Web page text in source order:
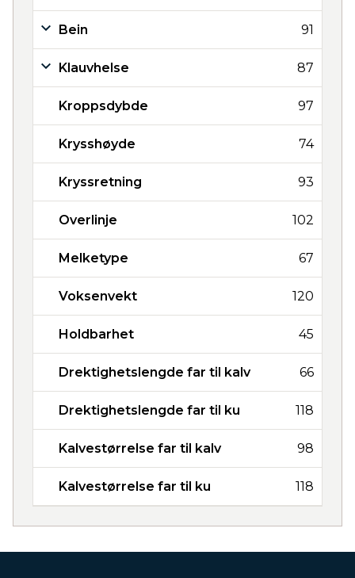
Bein 91
Klauvhelse 87
Kroppsdybde 97
Krysshøyde 74
Kryssretning 93
Overlinje 102
Melketype 67
Voksenvekt 120
Holdbarhet 45
Drektighetslengde far til kalv 66
Drektighetslengde far til ku 118
Kalvestørrelse far til kalv 98
Kalvestørrelse far til ku 118